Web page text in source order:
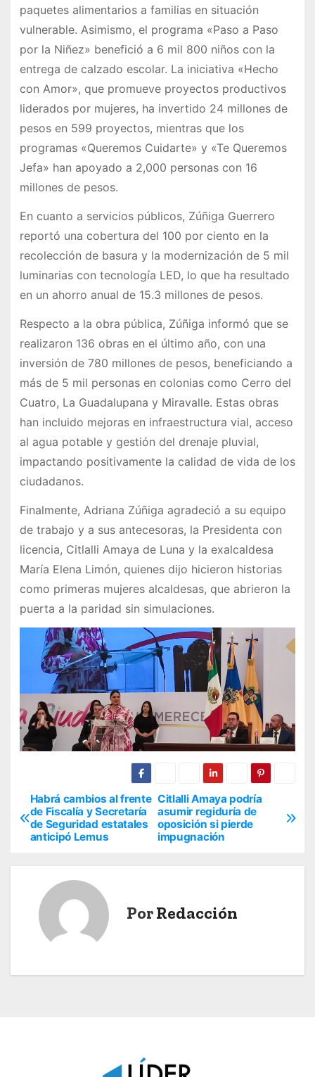
paquetes alimentarios a familias en situación
vulnerable. Asimismo, el programa «Paso a Paso
por la Niñez» benefició a 6 mil 800 niños con la
entrega de calzado escolar. La iniciativa «Hecho
con Amor», que promueve proyectos productivos
liderados por mujeres, ha invertido 24 millones de
pesos en 599 proyectos, mientras que los
programas «Queremos Cuidarte» y «Te Queremos
Jefa» han apoyado a 2,000 personas con 16
millones de pesos.
En cuanto a servicios públicos, Zúñiga Guerrero
reportó una cobertura del 100 por ciento en la
recolección de basura y la modernización de 5 mil
luminarias con tecnología LED, lo que ha resultado
en un ahorro anual de 15.3 millones de pesos.
Respecto a la obra pública, Zúñiga informó que se
realizaron 136 obras en el último año, con una
inversión de 780 millones de pesos, beneficiando a
más de 5 mil personas en colonias como Cerro del
Cuatro, La Guadalupana y Miravalle. Estas obras
han incluido mejoras en infraestructura vial, acceso
al agua potable y gestión del drenaje pluvial,
impactando positivamente la calidad de vida de los
ciudadanos.
Finalmente, Adriana Zúñiga agradeció a su equipo
de trabajo y a sus antecesoras, la Presidenta con
licencia, Citlalli Amaya de Luna y la exalcaldesa
María Elena Limón, quienes dijo hicieron historias
como primeras mujeres alcaldesas, que abrieron la
puerta a la paridad sin simulaciones.
N
a
c
Citlalli Amaya podría
asumir regiduría de
oposición si pierde
impugnación
Habrá cambios al frente
de Fiscalía y Secretaría
de Seguridad estatales
anticipó Lemus
PorRedacción